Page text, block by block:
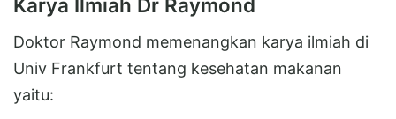
Doktor Raymond memenangkan karya ilmiah di
Univ Frankfurt tentang kesehatan makanan
yaitu: